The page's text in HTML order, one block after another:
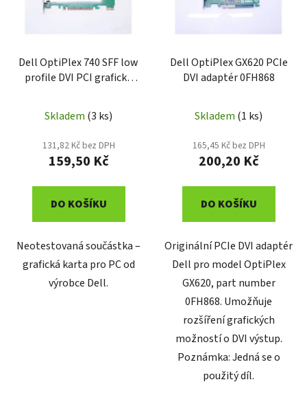
Dell OptiPlex 740 SFF low
profile DVI PCI grafická
Skladem (3 ks)
131,82 Kč bez DPH
159,50 Kč
DO KOŠÍKU
Neotestovaná součástka –
grafická karta pro PC od
výrobce Dell.
Dell OptiPlex GX620 PCIe
DVI adaptér 0FH868
Skladem (1 ks)
165,45 Kč bez DPH
200,20 Kč
DO KOŠÍKU
Originální PCIe DVI adaptér
Dell pro model OptiPlex
GX620, part number
0FH868. Umožňuje
rozšíření grafických
možností o DVI výstup.
Poznámka: Jedná se o
použitý díl.